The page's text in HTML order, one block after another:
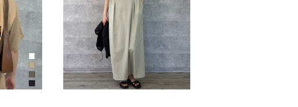
ツ（NO.
ショルダータックワンピース
（NO.01262903）
¥12,100